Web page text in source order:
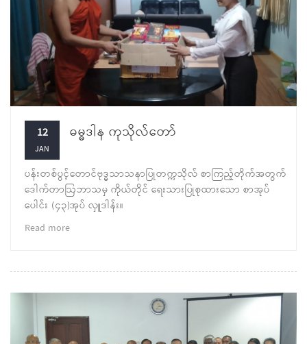
12
JAN
ဓမ္ဓဒါန ကုသိုလ်တော်
ပန်းတစ်ပွင့်တောင်ဗုဒ္ဓသာသနာပြုတက္ကသိုလ် စာကြည့်တိုက်အတွက်
ဒေါက်တာဩဘာသမှ ကိုယ်တိုင် ရေးသားပြုစုထားသော စာအုပ်
ပေါင်း (၄၃)အုပ် လှူဒါန်း။
Read more